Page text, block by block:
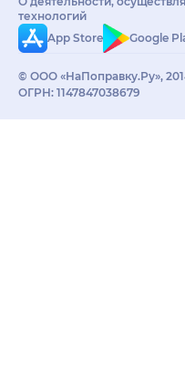
технологий
App Store
Google
© ООО «НаПоправку.Ру»,
ОГРН: 1147847038679